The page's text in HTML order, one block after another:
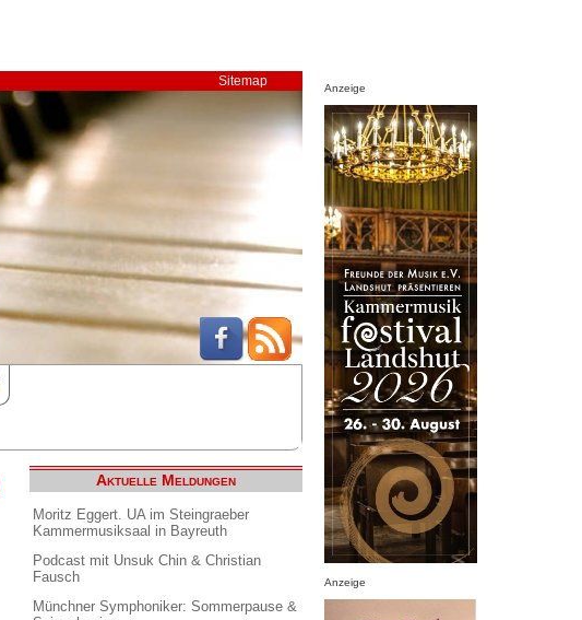
Sitemap
Aktuelle Meldungen
Moritz Eggert. UA im Steingraeber
Kammermusiksaal in Bayreuth
Podcast mit Unsuk Chin & Christian
Fausch
Münchner Symphoniker: Sommerpause &
Anzeige
Anzeige